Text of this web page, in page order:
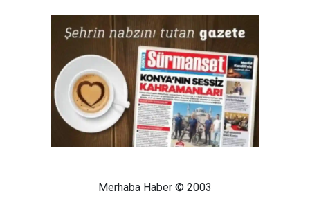
Merhaba Haber © 2003